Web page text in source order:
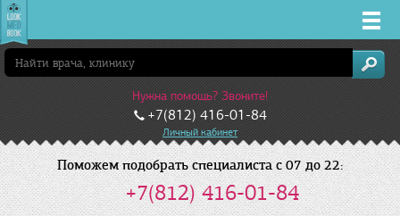
Врачи
Клиники
Заболевания
Лекарства
Нужна помощь? Звоните!
+7(812) 416-01-84
Личный кабинет
Поможем подобрать специалиста с 07 до 22:
+7(812) 416-01-84